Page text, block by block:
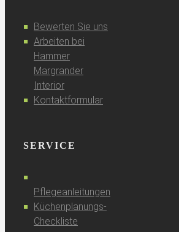
Bewerten Sie uns
Arbeiten bei
Hammer
Margrander
Interior
Kontaktformular
SERVICE
Pflegeanleitungen
Küchenplanungs-
Checkliste